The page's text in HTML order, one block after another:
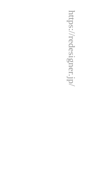
https://redesigner.jp/